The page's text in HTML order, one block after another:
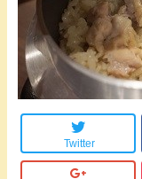
Twitter